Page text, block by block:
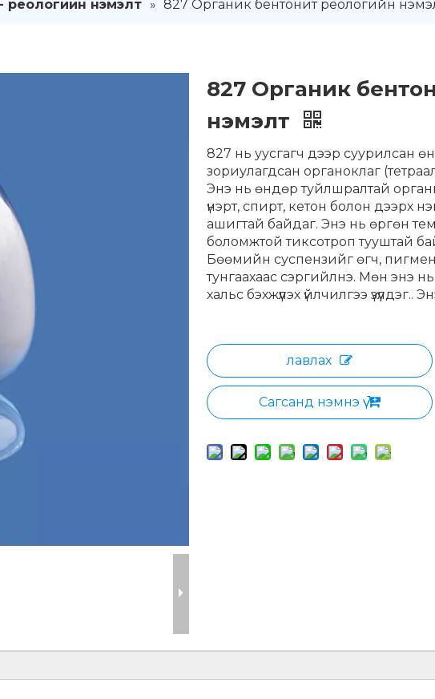
реологийн нэмэлт » 827 Органик бентонит реологийн
827 Органик
нэмэлт
827 нь уусгагч дээр суурилсан
зориулагдсан органоклаг
Энэ нь өндөр туйлшралтай
үнэрт, спирт, кетон болон дээрх
ашигтай байдаг. Энэ нь өргөн
боломжтой тиксотроп тууштай
Бөөмийн суспензийг өгч, пигмент
тунгаахаас сэргийлнэ. Мөн энэ
хальс бэхжүүлэх үйлчилгээ
лавлах
Сагсанд нэмнэ үү